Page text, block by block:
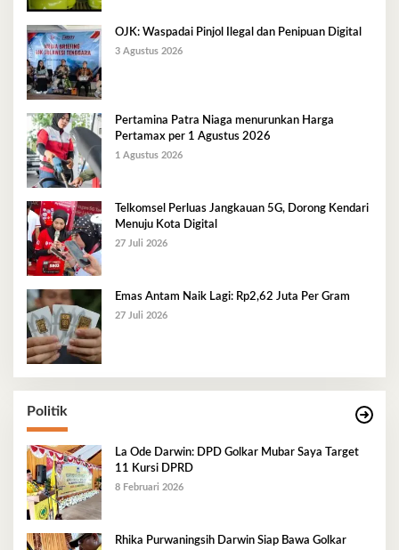
OJK: Waspadai Pinjol Ilegal dan Penipuan Digital
3 Agustus 2026
Pertamina Patra Niaga menurunkan Harga
Pertamax per 1 Agustus 2026
1 Agustus 2026
Telkomsel Perluas Jangkauan 5G, Dorong Kendari
Menuju Kota Digital
27 Juli 2026
Emas Antam Naik Lagi: Rp2,62 Juta Per Gram
27 Juli 2026
Politik
La Ode Darwin: DPD Golkar Mubar Saya Target
11 Kursi DPRD
8 Februari 2026
Rhika Purwaningsih Darwin Siap Bawa Golkar